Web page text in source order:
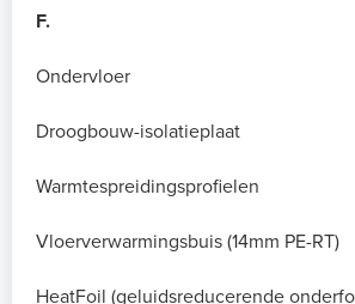
F.
Ondervloer
Droogbouw-isolatieplaat
Warmtespreidingsprofielen
Vloerverwarmingsbuis (14mm PE-RT)
HeatFoil (geluidsreducerende